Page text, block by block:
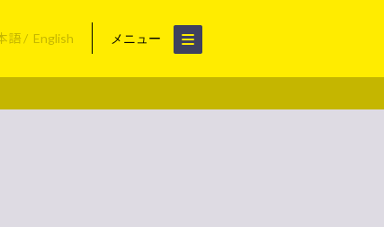
語 English メニュー